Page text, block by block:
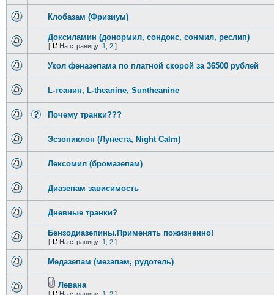
Клобазам (Фризиум)
Доксиламин (донормил, сондокс, сонмил, реслип)
[ На страницу: 1 2]
Укол феназепама по платной скорой за 36500 рублей
L-теанин, L-theanine, Suntheanine
Почему транки???
Эсзопиклон (Лунеста, Night Calm)
Лексомил (бромазепам)
Диазепам зависимость
Дневные транки?
Бензодиазепины.Применять пожизненно!
[ На страницу: 1 2]
Медазепам (мезапам, рудотель)
Левана